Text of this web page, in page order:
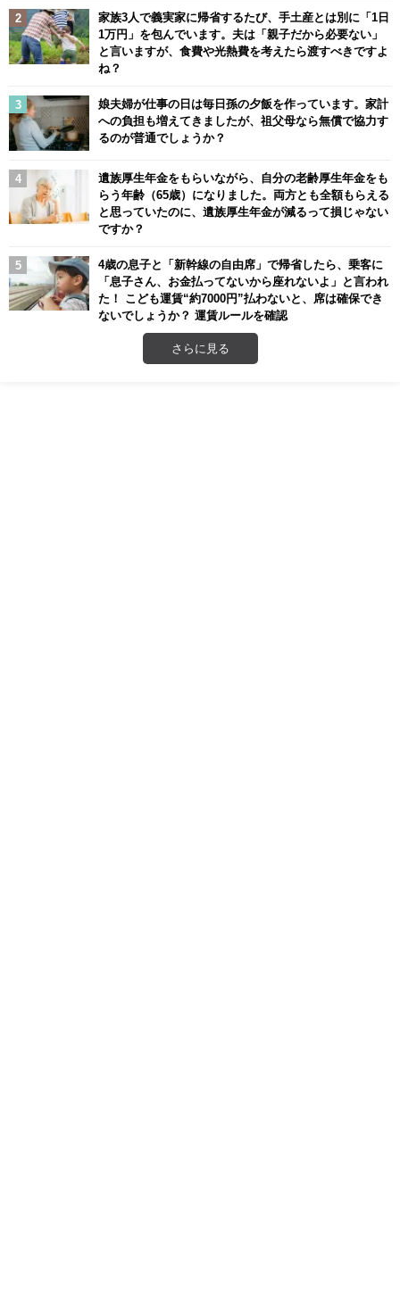
家族3人で義実家に帰省するたび、手土産とは別に「1日
1万円」を包んでいます。夫は「親子だから必要ない」
と言いますが、食費や光熱費を考えたら渡すべきですよ
ね？
娘夫婦が仕事の日は毎日孫の夕飯を作っています。家計
への負担も増えてきましたが、祖父母なら無償で協力す
るのが普通でしょうか？
遺族厚生年金をもらいながら、自分の老齢厚生年金をも
らう年齢（65歳）になりました。両方とも全額もらえる
と思っていたのに、遺族厚生年金が減るって損じゃない
ですか？
4歳の息子と「新幹線の自由席」で帰省したら、乗客に
「息子さん、お金払ってないから座れないよ」と言われ
た！ こども運賃“約7000円”払わないと、席は確保でき
ないでしょうか？ 運賃ルールを確認
さらに見る